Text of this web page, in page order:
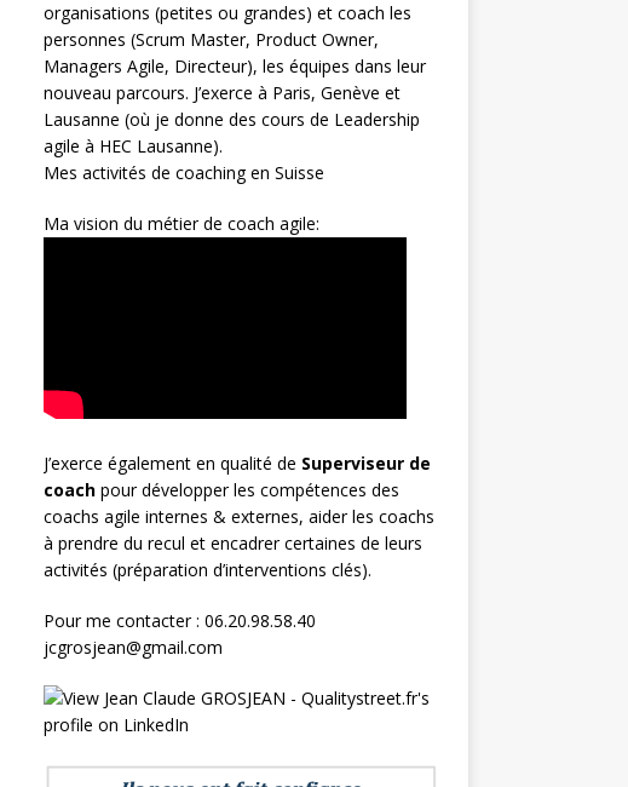
organisations (petites ou grandes) et coach les
personnes (Scrum Master, Product Owner,
Managers Agile, Directeur), les équipes dans leur
nouveau parcours. J’exerce à Paris, Genève et
Lausanne (où je donne des cours de Leadership
agile à HEC Lausanne).
Mes activités de coaching en Suisse
Ma vision du métier de coach agile:
J’exerce également en qualité de Superviseur de
coachpour développer les compétences des
coachs agile internes & externes, aider les coachs
à prendre du recul et encadrer certaines de leurs
activités (préparation d’interventions clés).
Pour me contacter : 06.20.98.58.40
jcgrosjean@gmail.com